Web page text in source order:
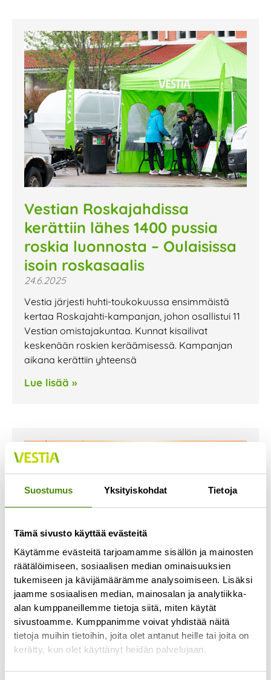
Suostumus Yksityiskohdat Tietoja
Tämä sivusto käyttää evästeitä
Käytämme evästeitä tarjoamamme sisällön ja mainosten
räätälöimiseen, sosiaalisen median ominaisuuksien
tukemiseen ja kävijämäärämme analysoimiseen. Lisäksi
jaamme sosiaalisen median, mainosalan ja analytiikka-
alan kumppaneillemme tietoja siitä, miten käytät
sivustoamme. Kumppanimme voivat yhdistää näitä
tietoja muihin tietoihin, joita olet antanut heille tai joita on
kerätty, kun olet käyttänyt heidän palvelujaan.
Vestian Roskajahdissa
kerättiin lähes 1400 pussia
roskia luonnosta – Oulaisissa
isoin roskasaalis
24.6.2025
Vestia järjesti huhti-toukokuussa ensimmäistä
kertaa Roskajahti-kampanjan, johon osallistui 11
Vestian omistajakuntaa. Kunnat kisailivat
keskenään roskien keräämisessä. Kampanjan
aikana kerättiin yhteensä
Lue lisää »
Kesä kevyemmäksi – myös
roskapussille!
12.6.2025
Aurinko paistaa, grilli käy kuumana ja piknik-viltti